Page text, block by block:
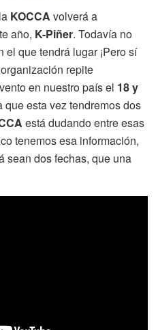
KOCCA volverá a
año, K-Piñer. Todavía no
que tendrá lugar ¡Pero sí
repite
en nuestro país el 18 y
que esta vez tendremos dos
está dudando entre esas
tenemos esa información,
sean dos fechas, que una